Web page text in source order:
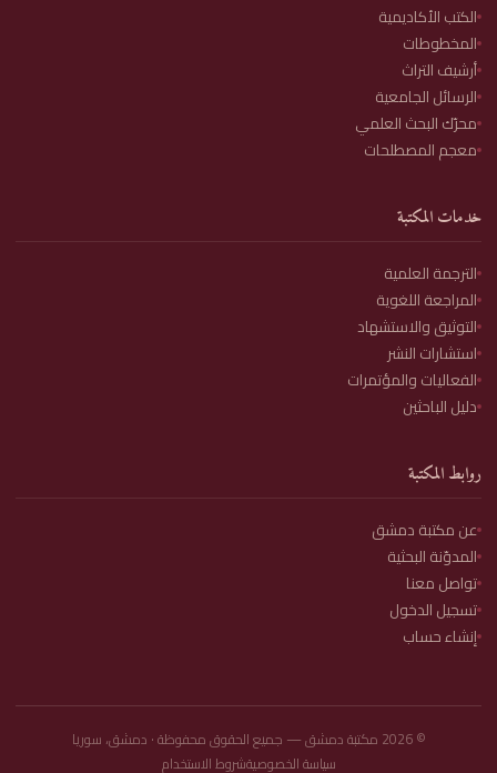
الكتب الأكاديمية
المخطوطات
أرشيف التراث
الرسائل الجامعية
محرّك البحث العلمي
معجم المصطلحات
خدمات المكتبة
الترجمة العلمية
المراجعة اللغوية
التوثيق والاستشهاد
استشارات النشر
الفعاليات والمؤتمرات
دليل الباحثين
روابط المكتبة
عن مكتبة دمشق
المدوّنة البحثية
تواصل معنا
تسجيل الدخول
إنشاء حساب
©
2026 مكتبة دمشق — جميع الحقوق محفوظة · دمشق، سوريا
سياسة الخصوصيةشروط الاستخدام